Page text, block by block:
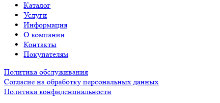
Каталог
Услуги
Информация
О компании
Контакты
Покупателям
Политика обслуживания
Согласие на обработку персональных данных
Политика конфиденциальности